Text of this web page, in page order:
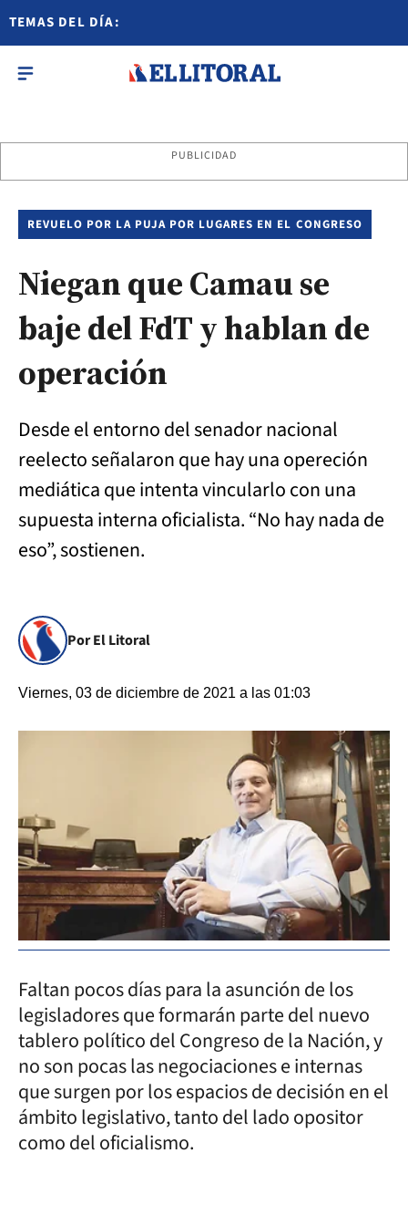
TEMAS DEL DÍA:
PUBLICIDAD
REVUELO POR LA PUJA POR LUGARES EN EL CONGRESO
Niegan que Camau se
baje del FdT y hablan de
operación
Desde el entorno del senador nacional
reelecto señalaron que hay una opereción
mediática que intenta vincularlo con una
supuesta interna oficialista. “No hay nada de
eso”, sostienen.
Por El Litoral
Viernes, 03 de diciembre de 2021 a las 01:03
Faltan pocos días para la asunción de los
legisladores que formarán parte del nuevo
tablero político del Congreso de la Nación, y
no son pocas las negociaciones e internas
que surgen por los espacios de decisión en el
ámbito legislativo, tanto del lado opositor
como del oficialismo.